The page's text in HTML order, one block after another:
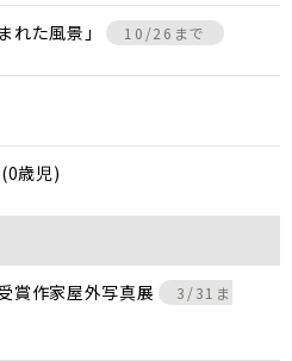
れた風景」 10/26まで
歳児)
賞作家屋外写真展
3/31ま